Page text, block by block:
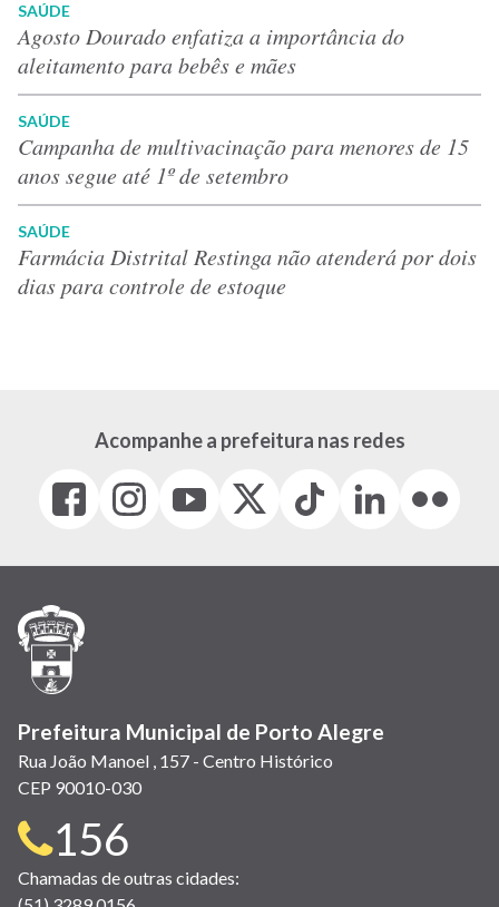
SAÚDE
Agosto Dourado enfatiza a importância do
aleitamento para bebês e mães
SAÚDE
Campanha de multivacinação para menores de 15
anos segue até 1º de setembro
SAÚDE
Farmácia Distrital Restinga não atenderá por dois
dias para controle de estoque
Acompanhe a prefeitura nas redes
Facebook
(link
em
janela)
Instagram
(link
em
(link
em
(Antigo
(link
Tiktok
(link
em
LinkedIn
(link
em
(link
em
Prefeitura Municipal de Porto Alegre
Rua João Manoel , 157 - Centro Histórico
CEP 90010-030
Telefone
para
156
Chamadas de outras cidades: